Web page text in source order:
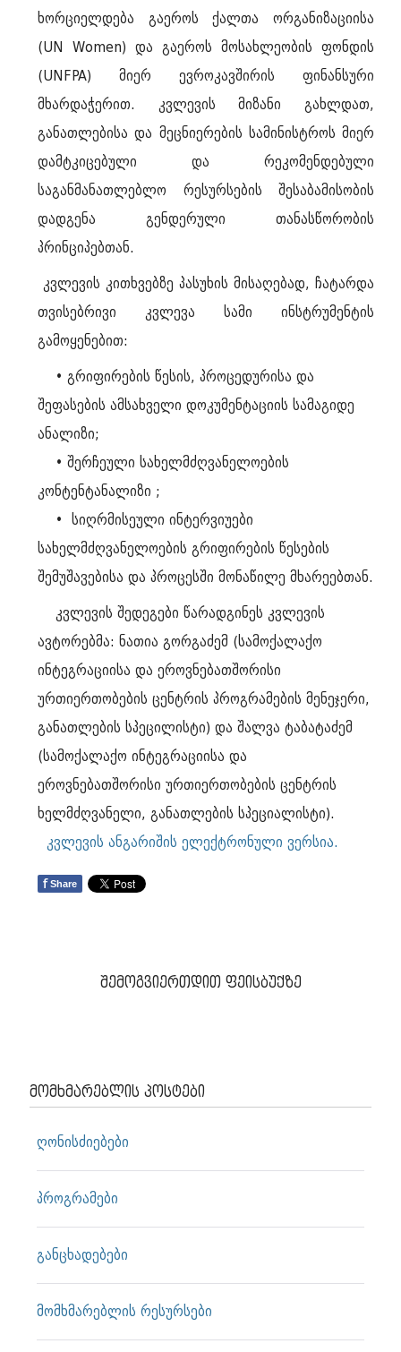
ხორციელდება გაეროს ქალთა ორგანიზაციისა
(UN Women) და გაეროს მოსახლეობის ფონდის
(UNFPA) მიერ ევროკავშირის ფინანსური
მხარდაჭერით. კვლევის მიზანი გახლდათ,
განათლებისა და მეცნიერების სამინისტროს მიერ
დამტკიცებული და რეკომენდებული
საგანმანათლებლო რესურსების შესაბამისობის
დადგენა გენდერული თანასწორობის
პრინციპებთან.
კვლევის კითხვებზე პასუხის მისაღებად, ჩატარდა
თვისებრივი კვლევა სამი ინსტრუმენტის
გამოყენებით:
• გრიფირების წესის, პროცედურისა და
შეფასების ამსახველი დოკუმენტაციის სამაგიდე
ანალიზი;
• შერჩეული სახელმძღვანელოების
კონტენტანალიზი ;
• სიღრმისეული ინტერვიუები
სახელმძღვანელოების გრიფირების წესების
შემუშავებისა და პროცესში მონაწილე მხარეებთან.
კვლევის შედეგები წარადგინეს კვლევის
ავტორებმა: ნათია გორგაძემ (სამოქალაქო
ინტეგრაციისა და ეროვნებათშორისი
ურთიერთობების ცენტრის პროგრამების მენეჯერი,
განათლების სპეცილისტი) და შალვა ტაბატაძემ
(სამოქალაქო ინტეგრაციისა და
ეროვნებათშორისი ურთიერთობების ცენტრის
ხელმძღვანელი, განათლების სპეციალისტი).
კვლევის ანგარიშის ელექტრონული ვერსია.
fShare
შემოგვიერთდით ფეისბუქზე
მომხმარებლის პოსტები
ღონისძიებები
პროგრამები
განცხადებები
მომხმარებლის რესურსები